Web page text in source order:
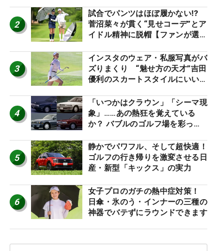
2
試合でパンツはほぼ履かない⁉
菅沼菜々が貫く“見せコーデ”とア
イドル精神に脱帽【ファンが選ぶ
3
インスタのウェア・私服写真がバ
ズりまくり “魅せ方の天才”吉田
優利のスカートスタイルにいい
4
「いつかはクラウン」「シーマ現
象」……あの熱狂を覚えている
か？ バブルのゴルフ場を彩った
5
静かでパワフル、そして超快適！
ゴルフの行き帰りを激変させる日
産・新型「キックス」の実力
6
女子プロのガチの熱中症対策！
日傘・氷のう・インナーの三種の
神器でバテずにラウンドできます